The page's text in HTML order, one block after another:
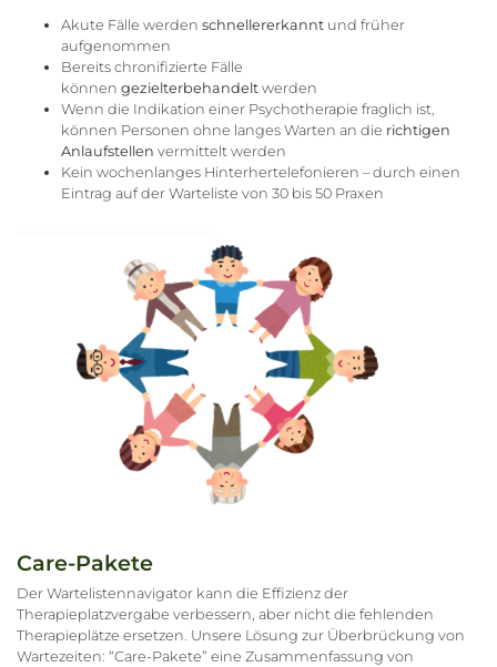
Akute Fälle werden schnellererkannt und früher
aufgenommen
Bereits chronifizierte Fälle
können gezielterbehandelt werden
Wenn die Indikation einer Psychotherapie fraglich ist,
können Personen ohne langes Warten an die richtigen
Anlaufstellen vermittelt werden
Kein wochenlanges Hinterhertelefonieren – durch einen
Eintrag auf der Warteliste von 30 bis 50 Praxen
Care-Pakete
Der Wartelistennavigator kann die Effizienz der
Therapieplatzvergabe verbessern, aber nicht die fehlenden
Therapieplätze ersetzen. Unsere Lösung zur Überbrückung von
Wartezeiten: “Care-Pakete” eine Zusammenfassung von